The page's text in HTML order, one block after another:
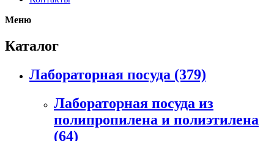
Меню
Каталог
Лабораторная посуда (379)
Лабораторная посуда из
полипропилена и полиэтилена
(64)